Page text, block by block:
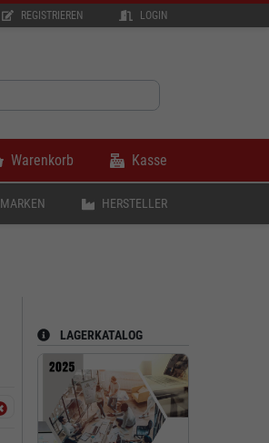
REGISTRIEREN LOGIN
Warenkorb Kasse
MARKEN HERSTELLER
LAGERKATALOG